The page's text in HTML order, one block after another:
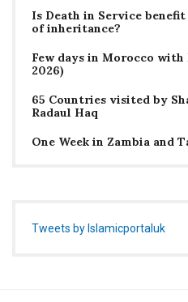
Is Death in Service
of inheritance?
Few days in Morocco
2026)
65 Countries visited by
Radaul Haq
One Week in Zambia and
Tweets by Islamicportaluk